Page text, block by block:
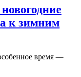
к зимним
время —